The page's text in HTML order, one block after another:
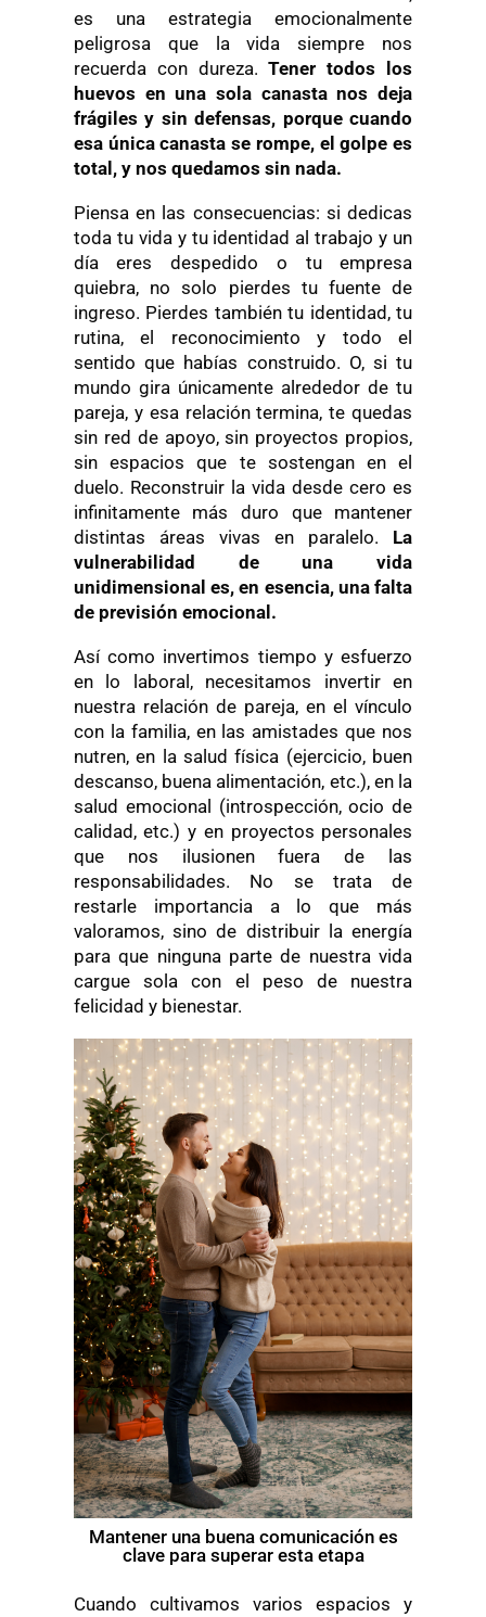
es una estrategia emocionalmente
peligrosa que la vida siempre nos
recuerda con dureza.Tener todos los
huevos en una sola canasta nos deja
frágiles y sin defensas, porque cuando
esa única canasta se rompe, el golpe es
total, y nos quedamos sin nada.
Piensa en las consecuencias: si dedicas
toda tu vida y tu identidad al trabajo y un
día eres despedido o tu empresa
quiebra, no solo pierdes tu fuente de
ingreso. Pierdes también tu identidad, tu
rutina, el reconocimiento y todo el
sentido que habías construido. O, si tu
mundo gira únicamente alrededor de tu
pareja, y esa relación termina, te quedas
sin red de apoyo, sin proyectos propios,
sin espacios que te sostengan en el
duelo. Reconstruir la vida desde cero es
infinitamente más duro que mantener
distintas áreas vivas en paralelo. La
vulnerabilidad de una vida
unidimensional es, en esencia, una falta
de previsión emocional.
Así como invertimos tiempo y esfuerzo
en lo laboral, necesitamos invertir en
nuestra relación de pareja, en el vínculo
con la familia, en las amistades que nos
nutren, en la salud física (ejercicio, buen
descanso, buena alimentación, etc.), en la
salud emocional (introspección, ocio de
calidad, etc.) y en proyectos personales
que nos ilusionen fuera de las
responsabilidades. No se trata de
restarle importancia a lo que más
valoramos, sino de distribuir la energía
para que ninguna parte de nuestra vida
cargue sola con el peso de nuestra
felicidad y bienestar.
Mantener una buena comunicación es
clave para superar esta etapa
Cuando cultivamos varios espacios y